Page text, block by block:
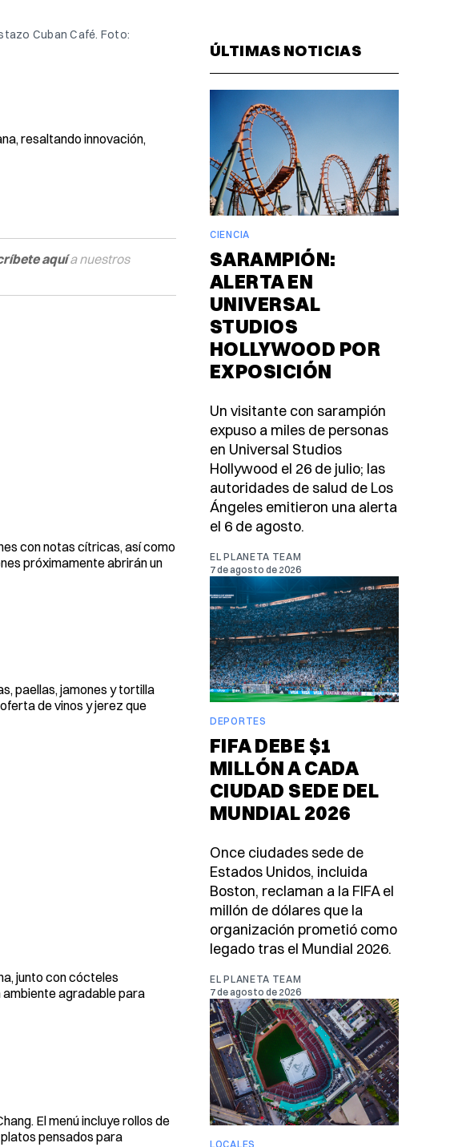
Cuban Café. Foto:
resaltando innovación,
aquía nuestros
con notas cítricas, así como
próximamente abrirán un
paellas, jamones y tortilla
de vinos y jerez que
junto con cócteles
ambiente agradable para
El menú incluye rollos de
pensados para
ÚLTIMAS NOTICIAS
CIENCIA
SARAMPIÓN:
ALERTA EN
UNIVERSAL
STUDIOS
HOLLYWOOD POR
EXPOSICIÓN
Un visitante con sarampión
expuso a miles de personas
en Universal Studios
Hollywood el 26 de julio; las
autoridades de salud de Los
Ángeles emitieron una alerta
el 6 de agosto.
EL PLANETA TEAM
7 de agosto de 2026
DEPORTES
FIFA DEBE $1
MILLÓN A CADA
CIUDAD SEDE DEL
MUNDIAL 2026
Once ciudades sede de
Estados Unidos, incluida
Boston, reclaman a la FIFA el
millón de dólares que la
organización prometió como
legado tras el Mundial 2026.
EL PLANETA TEAM
7 de agosto de 2026
LOCALES